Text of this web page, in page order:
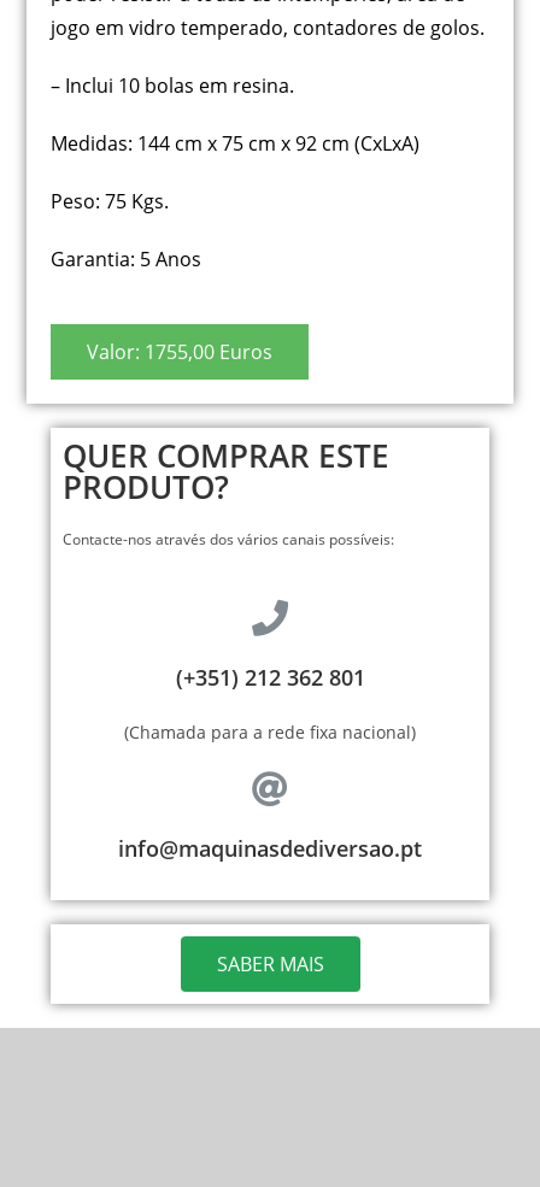
jogo em vidro temperado, contadores de golos.
– Inclui 10 bolas em resina.
Medidas: 144 cm x 75 cm x 92 cm (CxLxA)
Peso: 75 Kgs.
Garantia: 5 Anos
Valor: 1755,00 Euros
QUER COMPRAR ESTE
PRODUTO?
Contacte-nos através dos vários canais possíveis:
(+351) 212 362 801
(Chamada para a rede fixa nacional)
info@maquinasdediversao.pt
SABER MAIS